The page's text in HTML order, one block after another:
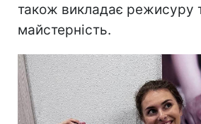
також викладає режисуру
майстерність.